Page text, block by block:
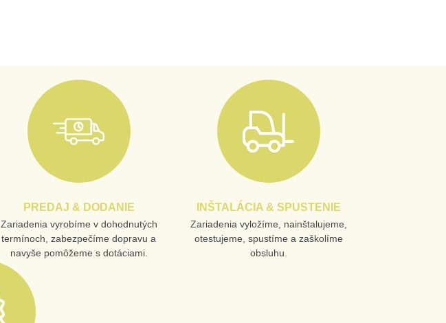
PREDAJ & DODANIE
Zariadenia vyrobíme v dohodnutých
termínoch, zabezpečíme dopravu a
navyše pomôžeme s dotáciami.
INŠTALÁCIA & SPUSTENIE
Zariadenia vyložíme, nainštalujeme,
otestujeme, spustíme a zaškolíme
obsluhu.